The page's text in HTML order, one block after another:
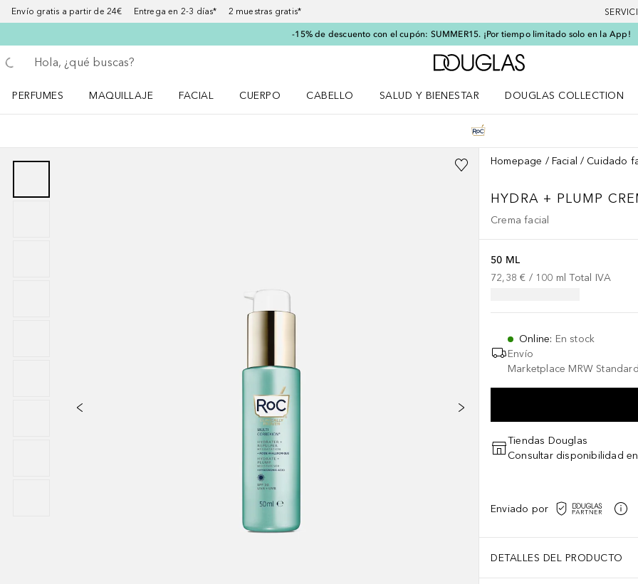
Envío gratis a partir de 24€ Entrega en 2-3 días* 2 muestras gratis*
-15% de descuento con el cupón: SUMMER15. ¡Por tiempo limitado solo en la App!
Regresar
Ejecutar búsqueda
A Douglas Home
PERFUMES
MAQUILLAJE
FACIAL
CUERPO
CABELLO
SALUD Y BIENESTAR
DOUGLAS COLLECTION
Homepage Facial Cuidado
HYDRA + PLUMP
Crema facial
50 ML
72,38 € / 100 ml Total IVA
Online: En stock
Envío
Marketplace MRW
Tiendas Douglas
Consultar disponibilidad
Enviado por
DETALLES DEL PRODUCTO